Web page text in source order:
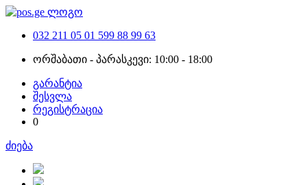
032 211 05 01 599 88 99 63
ორშაბათი - პარასკევი: 10:00 - 18:00
გარანტია
შესვლა
რეგისტრაცია
0
ძიება